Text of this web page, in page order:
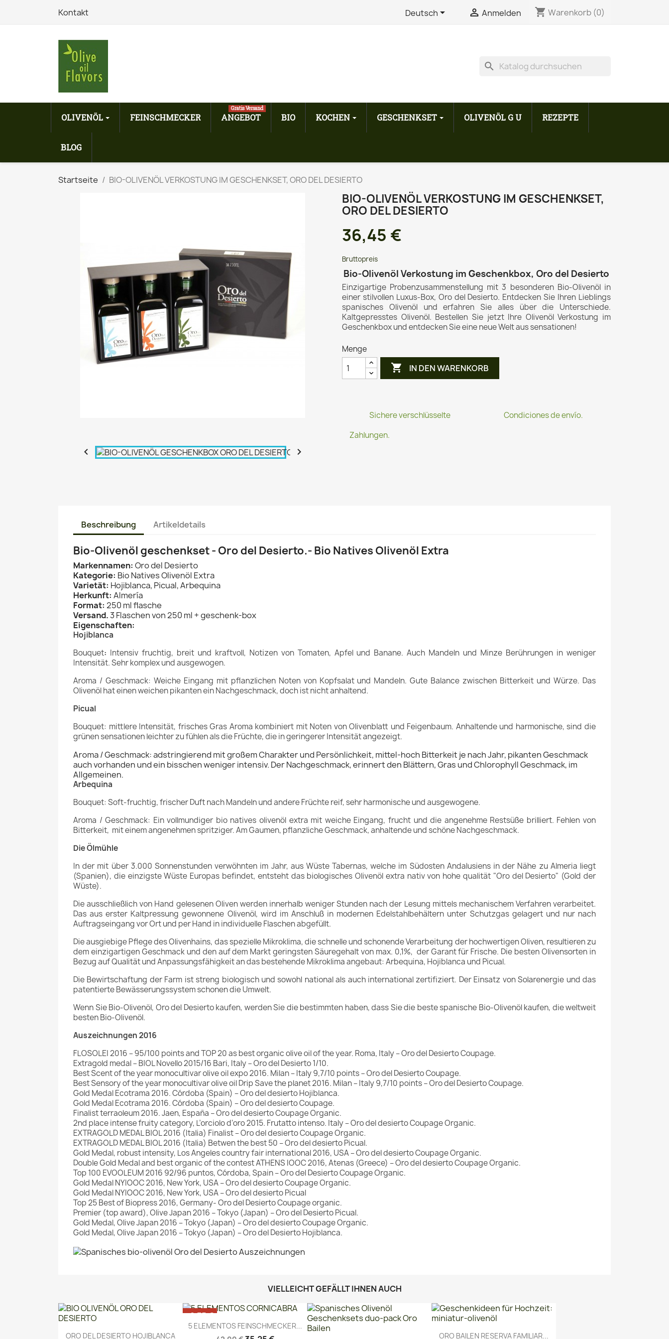
Kontakt Deutsch  Anmelden shopping_cart Warenkorb (0)
search
OLIVENÖL FEINSCHMECKER ANGEBOT
Gratis Versand
BIO KOCHEN GESCHENKSET OLIVENÖL G U REZEPTE
BLOG
Startseite BIO-OLIVENÖL VERKOSTUNG IM GESCHENKSET, ORO DEL DESIERTO
 
BIO-OLIVENÖL VERKOSTUNG IM GESCHENKSET,
ORO DEL DESIERTO
36,45 €
Bruttopreis
Bio-Olivenöl Verkostung im Geschenkbox, Oro del Desierto
Einzigartige Probenzusammenstellung mit 3 besonderen Bio-Olivenöl in
einer stilvollen Luxus-Box, Oro del Desierto. Entdecken Sie Ihren Lieblings
spanisches Olivenöl und erfahren Sie alles über die Unterschiede.
Kaltgepresstes Olivenöl. Bestellen Sie jetzt Ihre Olivenöl Verkostung im
Geschenkbox und entdecken Sie eine neue Welt aus sensationen!
Menge
 IN DEN WARENKORB
Sichere verschlüsselte
Zahlungen.
Condiciones de envío.
Beschreibung Artikeldetails
Bio-Olivenöl geschenkset - Oro del Desierto.- Bio Natives Olivenöl Extra
Markennamen: Oro del Desierto
Kategorie: Bio Natives Olivenöl Extra
Varietät: Hojiblanca, Picual, Arbequina
Herkunft: Almería
Format: 250 ml flasche
Versand.3 Flaschen von 250 ml + geschenk-box
Eigenschaften:
Hojiblanca
Bouquet: Intensiv fruchtig, breit und kraftvoll, Notizen von Tomaten, Apfel und Banane. Auch Mandeln und Minze Berührungen in weniger
Intensität. Sehr komplex und ausgewogen.
Aroma / Geschmack: Weiche Eingang mit pflanzlichen Noten von Kopfsalat und Mandeln. Gute Balance zwischen Bitterkeit und Würze. Das
Olivenöl hat einen weichen pikanten ein Nachgeschmack, doch ist nicht anhaltend.
Picual
Bouquet: mittlere Intensität, frisches Gras Aroma kombiniert mit Noten von Olivenblatt und Feigenbaum. Anhaltende und harmonische, sind die
grünen sensationen leichter zu fühlen als die Früchte, die in geringerer Intensität angezeigt.
Aroma / Geschmack: adstringierend mit großem Charakter und Persönlichkeit, mittel-hoch Bitterkeit je nach Jahr, pikanten Geschmack
auch vorhanden und ein bisschen weniger intensiv. Der Nachgeschmack, erinnert den Blättern, Gras und Chlorophyll Geschmack, im
Allgemeinen.
Arbequina
Bouquet: Soft-fruchtig, frischer Duft nach Mandeln und andere Früchte reif, sehr harmonische und ausgewogene.
Aroma / Geschmack: Ein vollmundiger bio natives olivenöl extra mit weiche Eingang, frucht und die angenehme Restsüße brilliert. Fehlen von
Bitterkeit, mit einem angenehmen spritziger. Am Gaumen, pflanzliche Geschmack, anhaltende und schöne Nachgeschmack.
Die Ölmühle
In der mit über 3.000 Sonnenstunden verwöhnten im Jahr, aus Wüste Tabernas, welche im Südosten Andalusiens in der Nähe zu Almeria liegt
(Spanien), die einzigste Wüste Europas befindet, entsteht das biologisches Olivenöl extra nativ von hohe qualität "Oro del Desierto" (Gold der
Wüste).
Die ausschließlich von Hand gelesenen Oliven werden innerhalb weniger Stunden nach der Lesung mittels mechanischem Verfahren verarbeitet.
Das aus erster Kaltpressung gewonnene Olivenöl, wird im Anschluß in modernen Edelstahlbehältern unter Schutzgas gelagert und nur nach
Auftragseingang vor Ort und per Hand in individuelle Flaschen abgefüllt.
Die ausgiebige Pflege des Olivenhains, das spezielle Mikroklima, die schnelle und schonende Verarbeitung der hochwertigen Oliven, resultieren zu
dem einzigartigen Geschmack und den auf dem Markt geringsten Säuregehalt von max. 0,1%, der Garant für Frische. Die besten Olivensorten in
Bezug auf Qualität und Anpassungsfähigkeit an das bestehende Mikroklima angebaut: Arbequina, Hojiblanca und Picual.
Die Bewirtschaftung der Farm ist streng biologisch und sowohl national als auch international zertifiziert. Der Einsatz von Solarenergie und das
patentierte Bewässerungssystem schonen die Umwelt.
Wenn Sie Bio-Olivenöl, Oro del Desierto kaufen, werden Sie die bestimmten haben, dass Sie die beste spanische Bio-Olivenöl kaufen, die weltweit
besten Bio-Olivenöl.
Auszeichnungen 2016
FLOSOLEI 2016 – 95/100 points and TOP 20 as best organic olive oil of the year. Roma, Italy – Oro del Desierto Coupage.
Extragold medal – BIOL Novello 2015/16 Bari, Italy – Oro del Desierto 1/10.
Best Scent of the year monocultivar olive oil expo 2016. Milan – Italy 9,7/10 points – Oro del Desierto Coupage.
Best Sensory of the year monocultivar olive oil Drip Save the planet 2016. Milan – Italy 9,7/10 points – Oro del Desierto Coupage.
Gold Medal Ecotrama 2016. Córdoba (Spain) – Oro del desierto Hojiblanca.
Gold Medal Ecotrama 2016. Córdoba (Spain) – Oro del desierto Coupage.
Finalist terraoleum 2016. Jaen, España – Oro del desierto Coupage Organic.
2nd place intense fruity category, L’orciolo d’oro 2015. Frutatto intenso. Italy – Oro del desierto Coupage Organic.
EXTRAGOLD MEDAL BIOL 2016 (Italia) Finalist – Oro del desierto Coupage Organic.
EXTRAGOLD MEDAL BIOL 2016 (Italia) Betwen the best 50 – Oro del desierto Picual.
Gold Medal, robust intensity, Los Angeles country fair international 2016, USA – Oro del desierto Coupage Organic.
Double Gold Medal and best organic of the contest ATHENS IOOC 2016, Atenas (Greece) – Oro del desierto Coupage Organic.
Top 100 EVOOLEUM 2016 92/96 puntos, Córdoba, Spain – Orodel Desierto Coupage Organic.
Gold Medal NYIOOC 2016, New York, USA – Oro del desierto Coupage Organic.
Gold Medal NYIOOC 2016, New York, USA – Oro del desierto Picual
Top 25 Best of Biopress 2016, Germany- Oro del Desierto Coupage organic.
Premier (top award), Olive Japan 2016 – Tokyo (Japan) – Oro del Desierto Picual.
Gold Medal, Olive Japan 2016 – Tokyo (Japan) – Oro del desierto Coupage Organic.
Gold Medal, Olive Japan 2016 – Tokyo (Japan) – Oro del Desierto Hojiblanca.
VIELLEICHT GEFÄLLT IHNEN AUCH
Vorschau
ORO DEL DESIERTO HOJIBLANCA
Vorschau
5 ELEMENTOS FEINSCHMECKER...
-6,75 €
 Vorschau
ORO BAILEN RESERVA FAMILIAR...